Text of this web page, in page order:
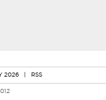
2026 | RSS